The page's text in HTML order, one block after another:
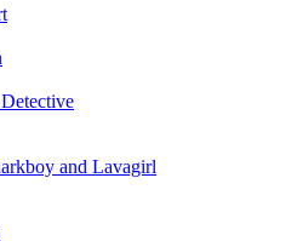
and Lavagirl